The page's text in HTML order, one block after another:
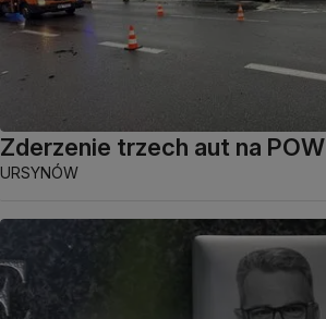
Zderzenie trzech aut na POW
URSYNÓW